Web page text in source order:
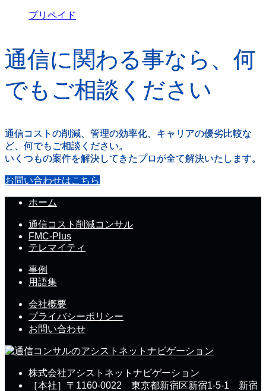
プリペイド
通信に関わる事なら、何
でもご相談ください
通信コストの削減、管理の効率化、キャリアの優劣比較な
ど、何でもご相談ください。
いくつもの案件を解決してきたプロが全て解決いたします。
お問い合わせはこちら
ホーム
通信コスト削減コンサル
FMC-Plus
テレマイティ
事例
用語集
会社概要
プライバシーポリシー
お問い合わせ
株式会社アシストネットナビゲーション
［本社］〒1160-0022 東京都新宿区新宿1-5-1 新宿